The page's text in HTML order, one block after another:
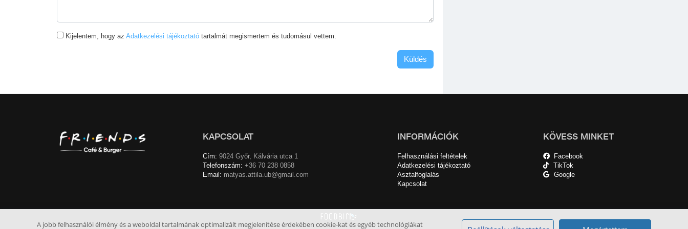
Kijelentem, hogy az Adatkezelési tájékoztató tartalmát megismertem és tudomásul vettem.
Küldés
KAPCSOLAT
Cím: 9024 Győr, Kálvária utca 1
Telefonszám: +36 70 238 0858
Email: matyas.attila.ub@gmail.com
INFORMÁCIÓK
Felhasználási feltételek
Adatkezelési tájékoztató
Asztalfoglalás
Kapcsolat
KÖVESS MINKET
Facebook
TikTok
Google
A jobb felhasználói élmény és a weboldal tartalmának optimalizált megjelenítése érdekében cookie-kat és egyéb technológiákat